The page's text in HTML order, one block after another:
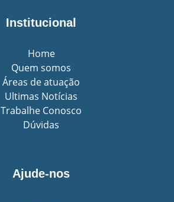
Institucional
Home
Quem somos
Áreas de atuação
Ultimas Notícias
Trabalhe Conosco
Dúvidas
Ajude-nos